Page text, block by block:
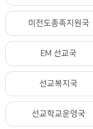
미전도종족지원국
EM 선교국
선교복지국
선교학교운영국